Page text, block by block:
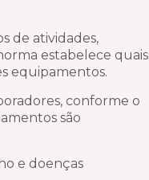
de atividades,
estabelece quais
equipamentos.
conforme o
são
e doenças